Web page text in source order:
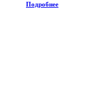
Подробнее